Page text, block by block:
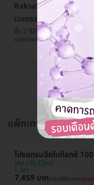
Raksavee Wellness
เวชกรรม)
ชั้น 2 B208 93, 95 เค วิลเลจ
กรุงเทพมหานคร 10110
แพ็กเกจอื่นใน โปรแ
โปรแกรมฉีดโบท็อกซ์
My Life Clinic
ดุสิต
7,459 บาท12,900 บาท ประห